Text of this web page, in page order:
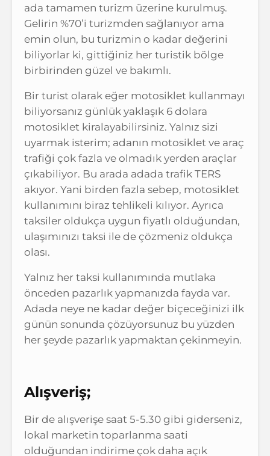
ada tamamen turizm üzerine kurulmuş.
Gelirin %70’i turizmden sağlanıyor ama
emin olun, bu turizmin o kadar değerini
biliyorlar ki, gittiğiniz her turistik bölge
birbirinden güzel ve bakımlı.
Bir turist olarak eğer motosiklet kullanmayı
biliyorsanız günlük yaklaşık 6 dolara
motosiklet kiralayabilirsiniz. Yalnız sizi
uyarmak isterim; adanın motosiklet ve araç
trafiği çok fazla ve olmadık yerden araçlar
çıkabiliyor. Bu arada adada trafik TERS
akıyor. Yani birden fazla sebep, motosiklet
kullanımını biraz tehlikeli kılıyor. Ayrıca
taksiler oldukça uygun fiyatlı olduğundan,
ulaşımınızı taksi ile de çözmeniz oldukça
olası.
Yalnız her taksi kullanımında mutlaka
önceden pazarlık yapmanızda fayda var.
Adada neye ne kadar değer biçeceğinizi ilk
günün sonunda çözüyorsunuz bu yüzden
her şeyde pazarlık yapmaktan çekinmeyin.
Alışveriş;
Bir de alışverişe saat 5-5.30 gibi giderseniz,
lokal marketin toparlanma saati
olduğundan indirime çok daha açık